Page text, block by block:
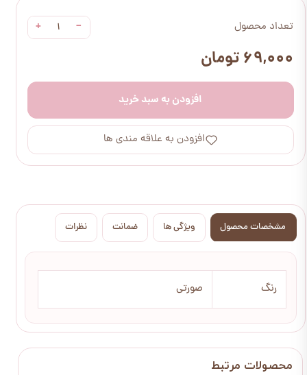
تعداد محصول −
+
۶۹,۰۰۰ تومان
افزودن به سبد خرید
افزودن به علاقه مندی ها
مشخصات محصول ویژگی ها ضمانت نظرات
رنگ صورتی